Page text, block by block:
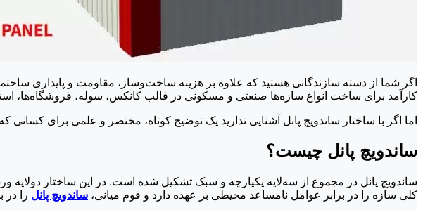
اگر شما از دسته سازندگانی هستید که علاوه بر هزینه ساخت‌وساز، مقاومت و پایداری
کارآمد برای ساخت انواع سازه‌ها صنعتی و مسکونی در قالب کانکس، سوله، فروشگاه‌ها،
اما اگر با ساختار ساندویچ پانل آشنایی ندارید یک توضیح کوتاه، مختصر و علمی برای کسانی
ساندویچ پانل چیست؟
ساندویچ پانل در مجموع از سه‌لایه یکپارچه و سبک تشکیل شده است. در این ساختار
کلی سازه را در برابر عوامل نامساعد محیطی بر عهده دارد و فوم میانی، ساندویچ پانل را